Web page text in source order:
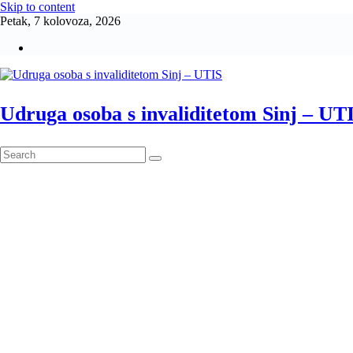
Skip to content
Petak, 7 kolovoza, 2026
Udruga osoba s invaliditetom Sinj –